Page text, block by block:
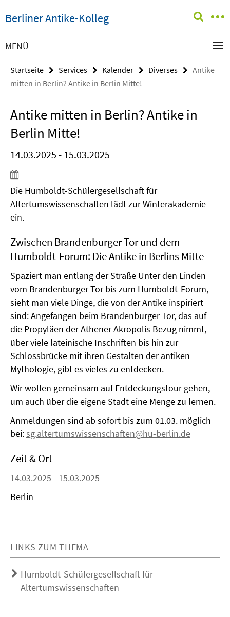
direkt
zu
Inhalt
Berliner Antike-Kolleg
Service-
MENÜ
Startseite Services Kalender Diverses
Antike
mitten in Berlin? Antike in Berlin Mitte!
Antike mitten in Berlin? Antike in
Berlin Mitte!
14.03.2025 - 15.03.2025
Die Humboldt-Schülergesellschaft für
Altertumswissenschaften lädt zur Winterakademie
ein.
Zwischen Brandenburger Tor und dem
Humboldt-Forum: Die Antike in Berlins Mitte
Spaziert man entlang der Straße Unter den Linden
vom Brandenburger Tor bis zum Humboldt-Forum,
sieht man viele Dinge, die von der Antike inspiriert
sind: Angefangen beim Brandenburger Tor, das auf
die Propyläen der Athener Akropolis Bezug nimmt,
über viele lateinische Inschriften bis hin zur
Schlossbrücke mit ihren Gestalten der antiken
Mythologie, gibt es vieles zu entdecken.
Wir wollen gemeinsam auf Entdeckungstour gehen,
um auch über die eigene Stadt eine Menge zu lernen.
Anmeldungen sind ab sofort bis zum 01.03. möglich
bei:sg.altertumswissenschaften@hu-berlin.de
Zeit & Ort
14.03.2025 - 15.03.2025
Berlin
LINKS ZUM THEMA
Humboldt-Schülergesellschaft für
Altertumswissenschaften